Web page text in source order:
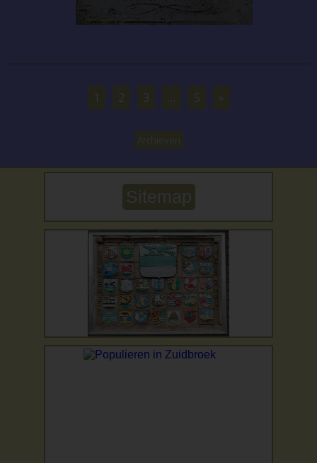
1 2 3 … 5 »
Archieven
Sitemap